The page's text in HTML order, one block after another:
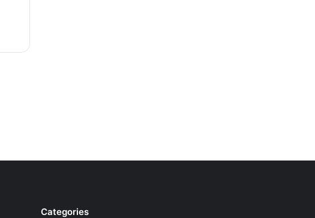
Categories